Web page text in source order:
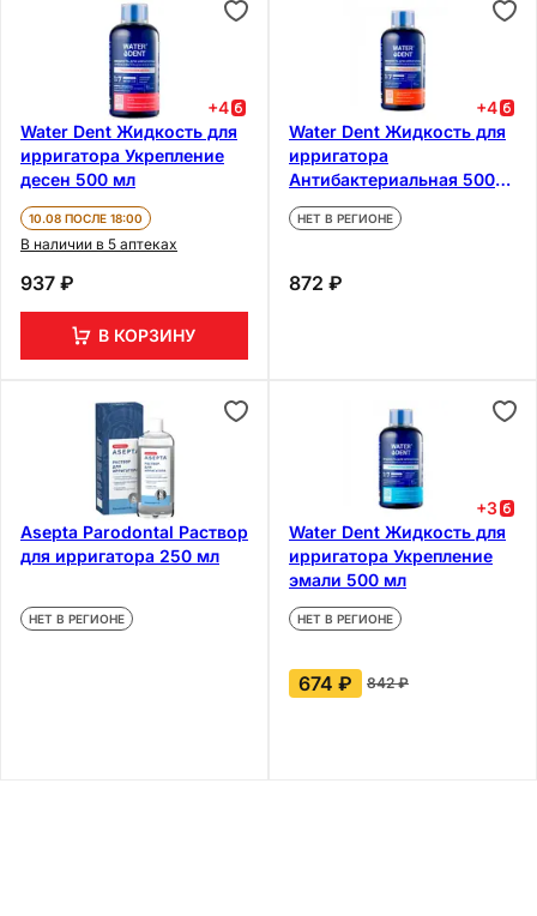
+4
Water Dent Жидкость для
ирригатора Укрепление
десен 500 мл
10.08 ПОСЛЕ 18:00
В наличии в 5 аптеках
937 ₽
В КОРЗИНУ
+4
Water Dent Жидкость для
ирригатора
Антибактериальная 500
мл
НЕТ В РЕГИОНЕ
872 ₽
Asepta Parodontal Раствор
для ирригатора 250 мл
НЕТ В РЕГИОНЕ
+3
Water Dent Жидкость для
ирригатора Укрепление
эмали 500 мл
НЕТ В РЕГИОНЕ
674 ₽ 842 ₽